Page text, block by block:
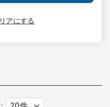
（平日）
613
アにする